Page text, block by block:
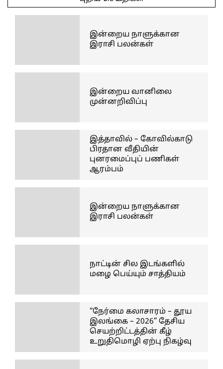
இன்றைய நாளுக்கான
இராசி பலன்கள்
இன்றைய வானிலை
முன்னறிவிப்பு
இத்தாவில் – கோவில்காடு
பிரதான வீதியின்
புனரமைப்புப் பணிகள்
ஆரம்பம்
இன்றைய நாளுக்கான
இராசி பலன்கள்
நாட்டின் சில இடங்களில்
மழை பெய்யும் சாத்தியம்
“நேர்மை கலாசாரம் – தூய
இலங்கை – 2026” தேசிய
செயற்றிட்டத்தின் கீழ்
உறுதிமொழி ஏற்பு நிகழ்வு